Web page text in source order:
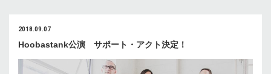
2018.09.07
Hoobastank公演 サポート・アクト決定！